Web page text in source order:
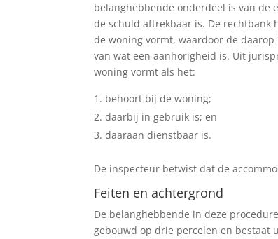
belanghebbende onderdeel is van de
de schuld aftrekbaar is. De rechtbank
de woning vormt, waardoor de
van wat een aanhorigheid is. Uit
woning vormt als het:
behoort bij de woning;
daarbij in gebruik is; en
daaraan dienstbaar is.
De inspecteur betwist dat de
Feiten en achtergrond
De belanghebbende in deze
gebouwd op drie percelen en bestaat